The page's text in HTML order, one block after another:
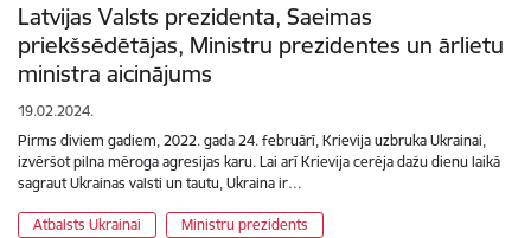
Latvijas Valsts prezidenta, Saeimas
priekšsēdētājas, Ministru prezidentes un ārlietu
ministra aicinājums
19.02.2024.
Pirms diviem gadiem, 2022. gada 24. februārī, Krievija uzbruka Ukrainai,
izvēršot pilna mēroga agresijas karu. Lai arī Krievija cerēja dažu dienu laikā
sagraut Ukrainas valsti un tautu, Ukraina ir…
Atbalsts Ukrainai Ministru prezidents